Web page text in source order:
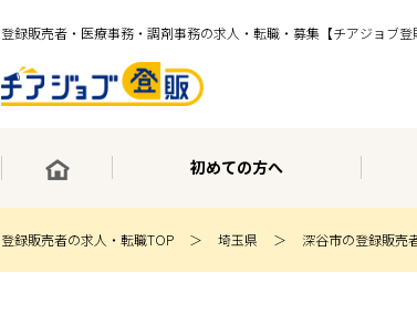
登録販売者・医療事務・調剤事務の求人・転職・募集【チアジョブ登
初めての方へ
登録販売者の求人・転職TOP 埼玉県 深谷市の登録販売